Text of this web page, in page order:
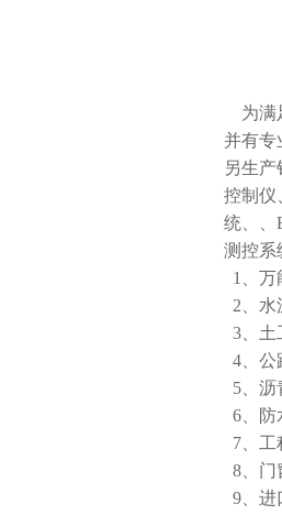
为满
并有专
另生产
控制仪
统、
测控系
1、
2、水
3、土
4、公
5、沥
6、防
7、工
8、门
9、进